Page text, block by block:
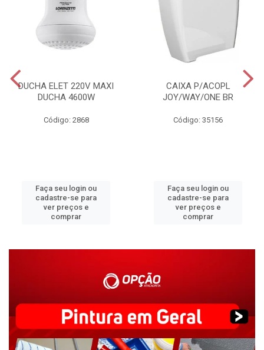
DUCHA ELET 220V MAXI
DUCHA 4600W
Código: 2868
Faça seu login ou
cadastre-se para
ver preços e
comprar
CAIXA P/ACOPL
JOY/WAY/ONE BR
Código: 35156
Faça seu login ou
cadastre-se para
ver preços e
comprar